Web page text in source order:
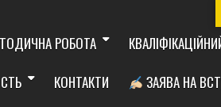
РОБОТА
КОНТАКТИ
ЗАЯВА НА